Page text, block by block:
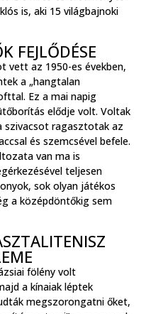
is, aki 15 világbajnoki
FEJLŐDÉSE
vett az 1950-es években,
a „hangtalan
Ez a mai napig
elődje volt. Voltak
szivacsot ragasztotak az
és szemcsével befele.
van ma is
teljesen
sok olyan játékos
a középdöntőkig sem
fölény volt
a kínaiak léptek
megszorongatni őket,